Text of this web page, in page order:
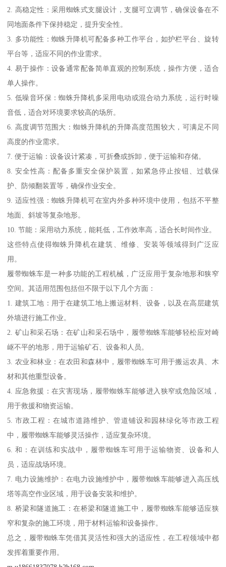
2. 高稳定性：采用蜘蛛式支腿设计，支腿可立调节，确保设备在不
同地面条件下保持稳定，提升安全性。
3. 多功能性：蜘蛛升降机可配备多种工作平台，如护栏平台、旋转
平台等，适应不同的作业需求。
4. 易于操作：设备通常配备简单直观的控制系统，操作方便，适合
单人操作。
5. 低噪音环保：蜘蛛升降机多采用电动或混合动力系统，运行时噪
音低，适合对环境要求较高的场所。
6. 高度调节范围大：蜘蛛升降机的升降高度范围较大，可满足不同
高度的作业需求。
7. 便于运输：设备设计紧凑，可折叠或拆卸，便于运输和存储。
8. 安全性高：配备多重安全保护装置，如紧急停止按钮、过载保
护、防倾翻装置等，确保作业安全。
9. 适应性强：蜘蛛升降机可在室内外多种环境中使用，包括不平整
地面、斜坡等复杂地形。
10. 节能：采用动力系统，能耗低，工作效率高，适合长时间作业。
这些特点使得蜘蛛升降机在建筑、维修、安装等领域得到广泛应
用。
履带蜘蛛车是一种多功能的工程机械，广泛应用于复杂地形和狭窄
空间。其适用范围包括但不限于以下几个方面：
1. 建筑工地：用于在建筑工地上搬运材料、设备，以及在高层建筑
外墙进行施工作业。
2. 矿山和采石场：在矿山和采石场中，履带蜘蛛车能够轻松应对崎
岖不平的地形，用于运输矿石、设备和人员。
3. 农业和林业：在农田和森林中，履带蜘蛛车可用于搬运农具、木
材和其他重型设备。
4. 应急救援：在灾害现场，履带蜘蛛车能够进入狭窄或危险区域，
用于救援和物资运输。
5. 市政工程：在城市道路维护、管道铺设和园林绿化等市政工程
中，履带蜘蛛车能够灵活操作，适应复杂环境。
6. 和：在训练和实战中，履带蜘蛛车可用于运输物资、设备和人
员，适应战场环境。
7. 电力设施维护：在电力设施维护中，履带蜘蛛车能够进入高压线
塔等高空作业区域，用于设备安装和维护。
8. 桥梁和隧道施工：在桥梁和隧道施工中，履带蜘蛛车能够适应狭
窄和复杂的施工环境，用于材料运输和设备操作。
总之，履带蜘蛛车凭借其灵活性和强大的适应性，在工程领域中都
发挥着重要作用。